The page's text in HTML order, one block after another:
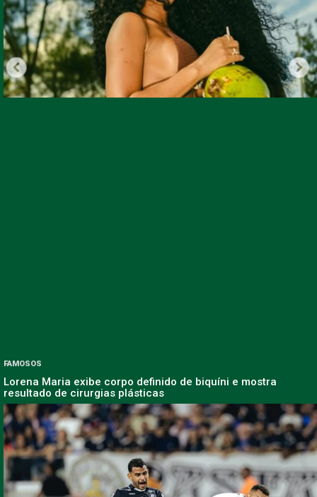
FAMOSOS
Lorena Maria exibe corpo definido de biquíni e mostra
resultado de cirurgias plásticas